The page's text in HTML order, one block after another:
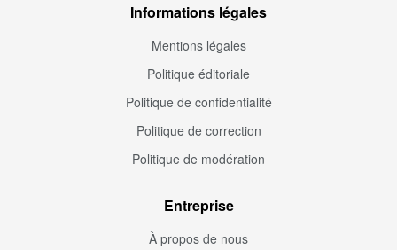
Informations légales
Mentions légales
Politique éditoriale
Politique de confidentialité
Politique de correction
Politique de modération
Entreprise
À propos de nous